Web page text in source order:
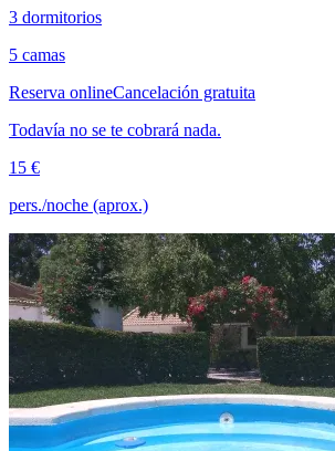
3 dormitorios
5 camas
Reserva onlineCancelación gratuita
Todavía no se te cobrará nada.
15 €
pers./noche (aprox.)